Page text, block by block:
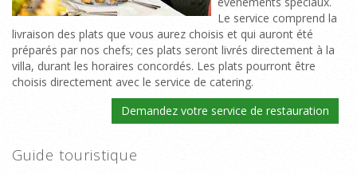
Le service comprend la
livraison des plats que vous aurez choisis et qui auront été
préparés par nos chefs; ces plats seront livrés directement à la
villa, durant les horaires concordés. Les plats pourront être
choisis directement avec le service de catering.
Demandez votre service de restauration
Guide touristique